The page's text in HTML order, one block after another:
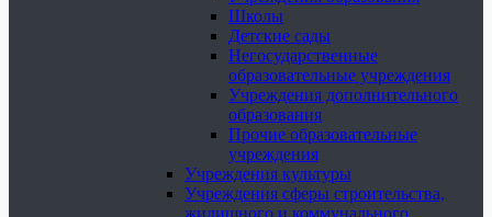
Школы
Детские сады
Негосударственные
образовательные учреждения
Учреждения дополнительного
образования
Прочие образовательные
учреждения
Учреждения культуры
Учреждения сферы строительства,
жилищного и коммунального